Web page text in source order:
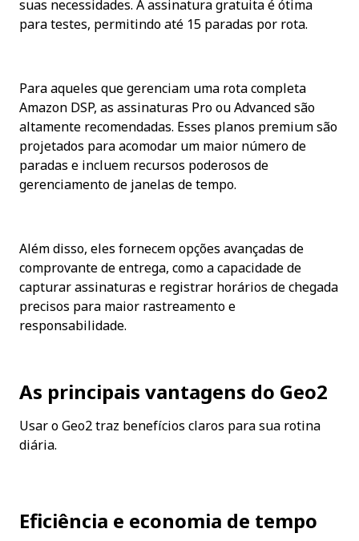
suas necessidades. A assinatura gratuita é ótima
para testes, permitindo até 15 paradas por rota.
Para aqueles que gerenciam uma rota completa
Amazon DSP, as assinaturas Pro ou Advanced são
altamente recomendadas. Esses planos premium são
projetados para acomodar um maior número de
paradas e incluem recursos poderosos de
gerenciamento de janelas de tempo.
Além disso, eles fornecem opções avançadas de
comprovante de entrega, como a capacidade de
capturar assinaturas e registrar horários de chegada
precisos para maior rastreamento e
responsabilidade.
As principais vantagens do Geo2
Usar o Geo2 traz benefícios claros para sua rotina
diária.
Eficiência e economia de tempo